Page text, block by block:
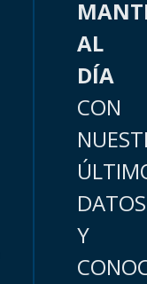
AL
DÍA
CON
DATOS
Y